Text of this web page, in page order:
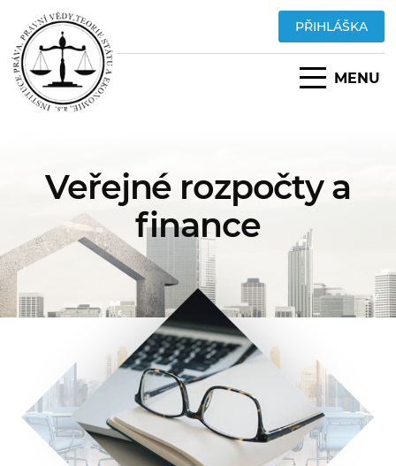
PŘIHLÁŠKA
MENU
Veřejné rozpočty a
finance